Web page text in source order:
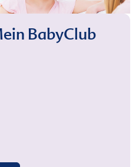
BabyClub